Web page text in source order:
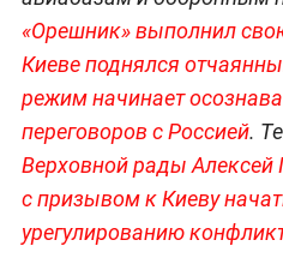
«Орешник» выполнил
Киеве поднялся
режим начинает
переговоров с Россией.
Верховной рады Алексей
с призывом к Киеву
урегулированию